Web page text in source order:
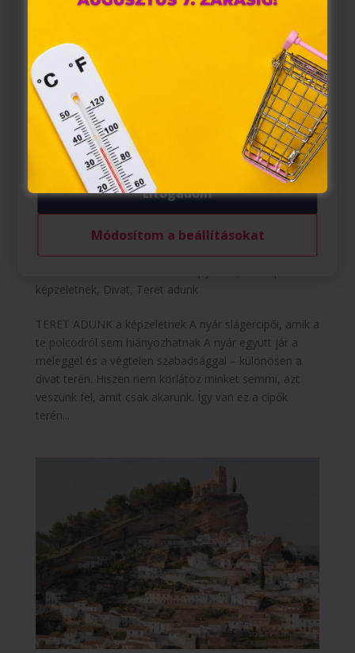
A nyár slágercipői, amik a te polcodról sem
hiányozhatnak
képzeletnek, Divat, Teret adunk
TERET ADUNK a képzeletnek A nyár slágercipői, amik a
te polcodról sem hiányozhatnak A nyár együtt jár a
meleggel és a végtelen szabadsággal – különösen a
divat terén. Hiszen nem korlátoz minket semmi, azt
veszünk fel, amit csak akarunk. Így van ez a cipők
terén...
A „sütiket" az elektronikus hírközlésről szóló 2003. évi C.
törvény, az elektronikus kereskedelmi szolgáltatások, az
információs társadalommal összefüggő szolgáltatások
egyes kérdéseiről szóló 2001. évi CVIII. törvény, valamint
az Európai Unió előírásainak megfelelően használjuk.
Azon weblapoknak, melyek az Európai Unió országain
belül működnek, a „sütik" használatához, és ezeknek a
felhasználó számítógépén vagy egyéb eszközén történő
tárolásához a felhasználók hozzájárulását kell kérniük.
Elfogadom
Módosítom a beállításokat